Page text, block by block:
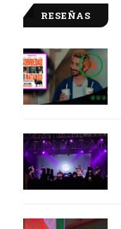
RESEÑAS
9.0